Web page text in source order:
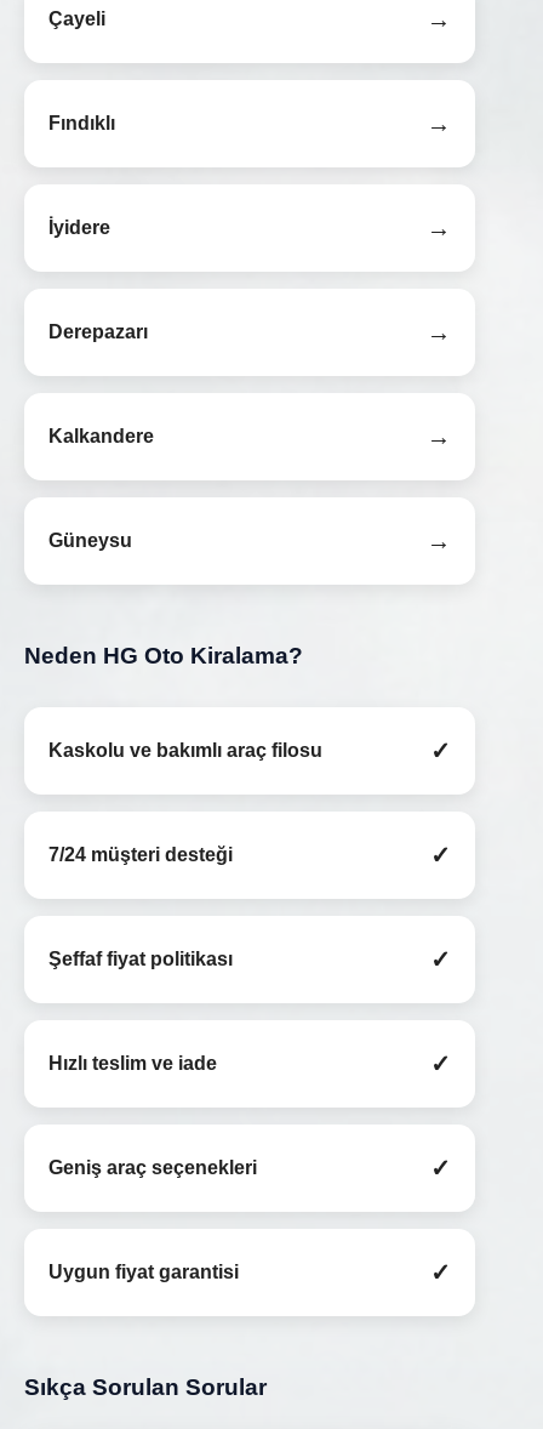
Çayeli →
Fındıklı →
İyidere →
Derepazarı →
Kalkandere →
Güneysu →
Neden HG Oto Kiralama?
Kaskolu ve bakımlı araç filosu ✓
7/24 müşteri desteği ✓
Şeffaf fiyat politikası ✓
Hızlı teslim ve iade ✓
Geniş araç seçenekleri ✓
Uygun fiyat garantisi ✓
Sıkça Sorulan Sorular